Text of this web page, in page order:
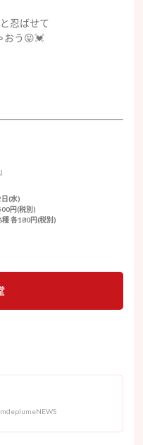
忍ばせて
おう😝💓
(水)
円(税別)
種 各180円(税別)